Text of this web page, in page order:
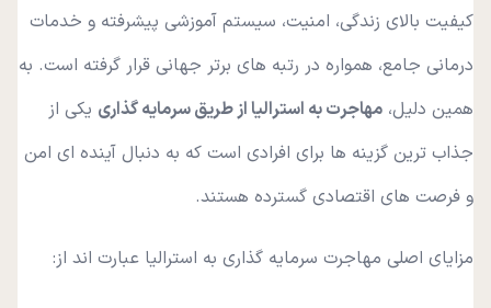
کیفیت بالای زندگی، امنیت، سیستم آموزشی پیشرفته و خدمات
درمانی جامع، همواره در رتبه های برتر جهانی قرار گرفته است. به
همین دلیل، مهاجرت به استرالیا از طریق سرمایه گذاری یکی از
جذاب ترین گزینه ها برای افرادی است که به دنبال آینده ای امن
و فرصت های اقتصادی گسترده هستند.
مزایای اصلی مهاجرت سرمایه گذاری به استرالیا عبارت اند از: